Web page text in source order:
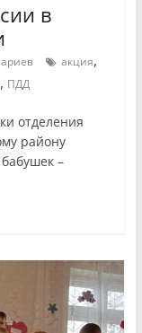
в
акция,
, ПДД
отделения
району
–